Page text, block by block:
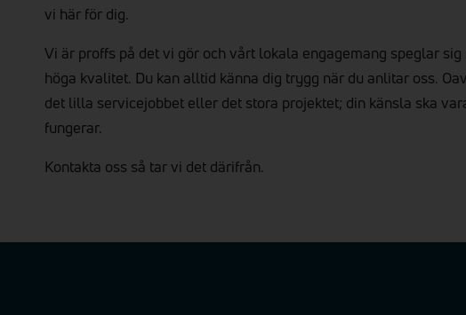
vi här för dig.
Vi är proffs på det vi gör och vårt lokala engagemang speglar
höga kvalitet. Du kan alltid känna dig trygg när du anlitar oss.
det lilla servicejobbet eller det stora projektet; din känsla ska
fungerar.
Kontakta oss så tar vi det därifrån.